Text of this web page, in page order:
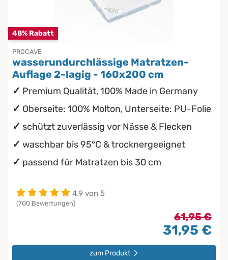
48% Rabatt
PROCAVE
wasserundurchlässige Matratzen-
Auflage 2-lagig - 160x200 cm
Premium Qualität, 100% Made in Germany
Oberseite: 100% Molton, Unterseite: PU-Folie
schützt zuverlässig vor Nässe & Flecken
waschbar bis 95°C & trocknergeeignet
passend für Matratzen bis 30 cm
4.9 von 5
(700 Bewertungen)
61,95 €
31,95 €
zum Produkt
Pflegematratzen
Matratzen nach Maß
Die beste Schlafposition finden
Die besten Sommerbettdecken
Die richtige Matratze kaufen